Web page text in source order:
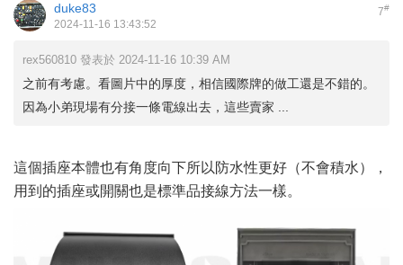
7#
duke83
2024-11-16 13:43:52
rex560810 發表於 2024-11-16 10:39 AM
之前有考慮。看圖片中的厚度，相信國際牌的做工還是不錯的。
因為小弟現場有分接一條電線出去，這些賣家 ...
這個插座本體也有角度向下所以防水性更好（不會積水），
用到的插座或開關也是標準品接線方法一樣。